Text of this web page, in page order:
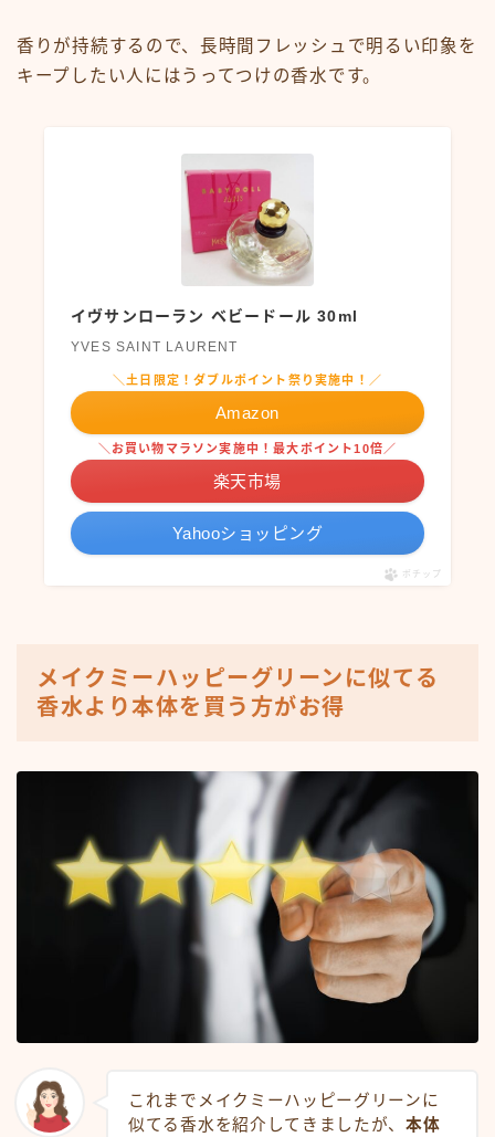
香りが持続するので、長時間フレッシュで明るい印象を
キープしたい人にはうってつけの香水です。
イヴサンローラン ベビードール 30ml
YVES SAINT LAURENT
＼土日限定！ダブルポイント祭り実施中！／
Amazon
＼お買い物マラソン実施中！最大ポイント10倍／
楽天市場
Yahooショッピング
ポチップ
メイクミーハッピーグリーンに似てる
香水より本体を買う方がお得
これまでメイクミーハッピーグリーンに
似てる香水を紹介してきましたが、本体